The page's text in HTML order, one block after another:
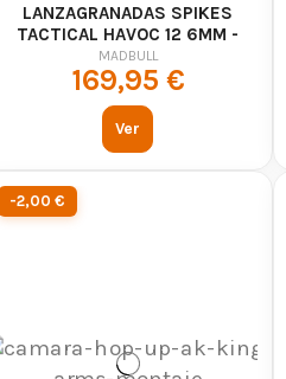
LANZAGRANADAS SPIKES
TACTICAL HAVOC 12 6MM -
MADBULL
MADBULL
169,95 €
Ver
-2,00 €